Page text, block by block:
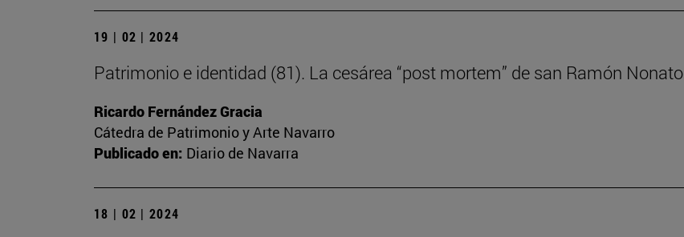
19 | 02 | 2024
Patrimonio e identidad (81). La cesárea “post mortem” de san Ramón Nonato
Ricardo Fernández Gracia
Cátedra de Patrimonio y Arte Navarro
Publicado en: Diario de Navarra
18 | 02 | 2024